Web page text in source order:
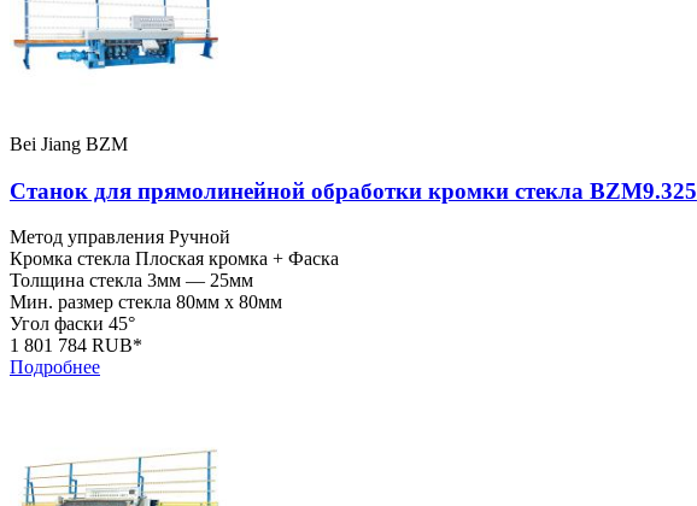
Bei Jiang BZM
Станок для прямолинейной обработки кромки стекла BZM9.325
Метод управления Ручной
Кромка стекла Плоская кромка + Фаска
Толщина стекла 3мм — 25мм
Мин. размер стекла 80мм x 80мм
Угол фаски 45°
1 801 784 RUB*
Подробнее